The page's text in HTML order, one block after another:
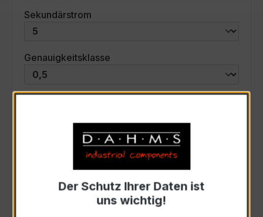
Sekundärstrom
Genauigkeitsklasse
Auswahl zurücksetzen
Art. Nr.:46588
Der Schutz Ihrer Daten ist
uns wichtig!